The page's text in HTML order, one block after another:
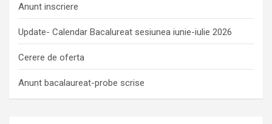
Anunt inscriere
Update- Calendar Bacalureat sesiunea iunie-iulie 2026
Cerere de oferta
Anunt bacalaureat-probe scrise